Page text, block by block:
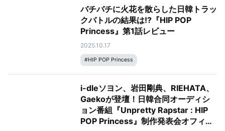
バチバチに火花を散らした日韓トラッ
クバトルの結果は!?『HIP POP
Princess』第1話レビュー
2025.10.17
#HIP POP Princess
i-dleソヨン、岩田剛典、RIEHATA、
Gaekoが登壇！日韓合同オーディシ
ョン番組『Unpretty Rapstar : HIP
POP Princess』制作発表会オフィシ